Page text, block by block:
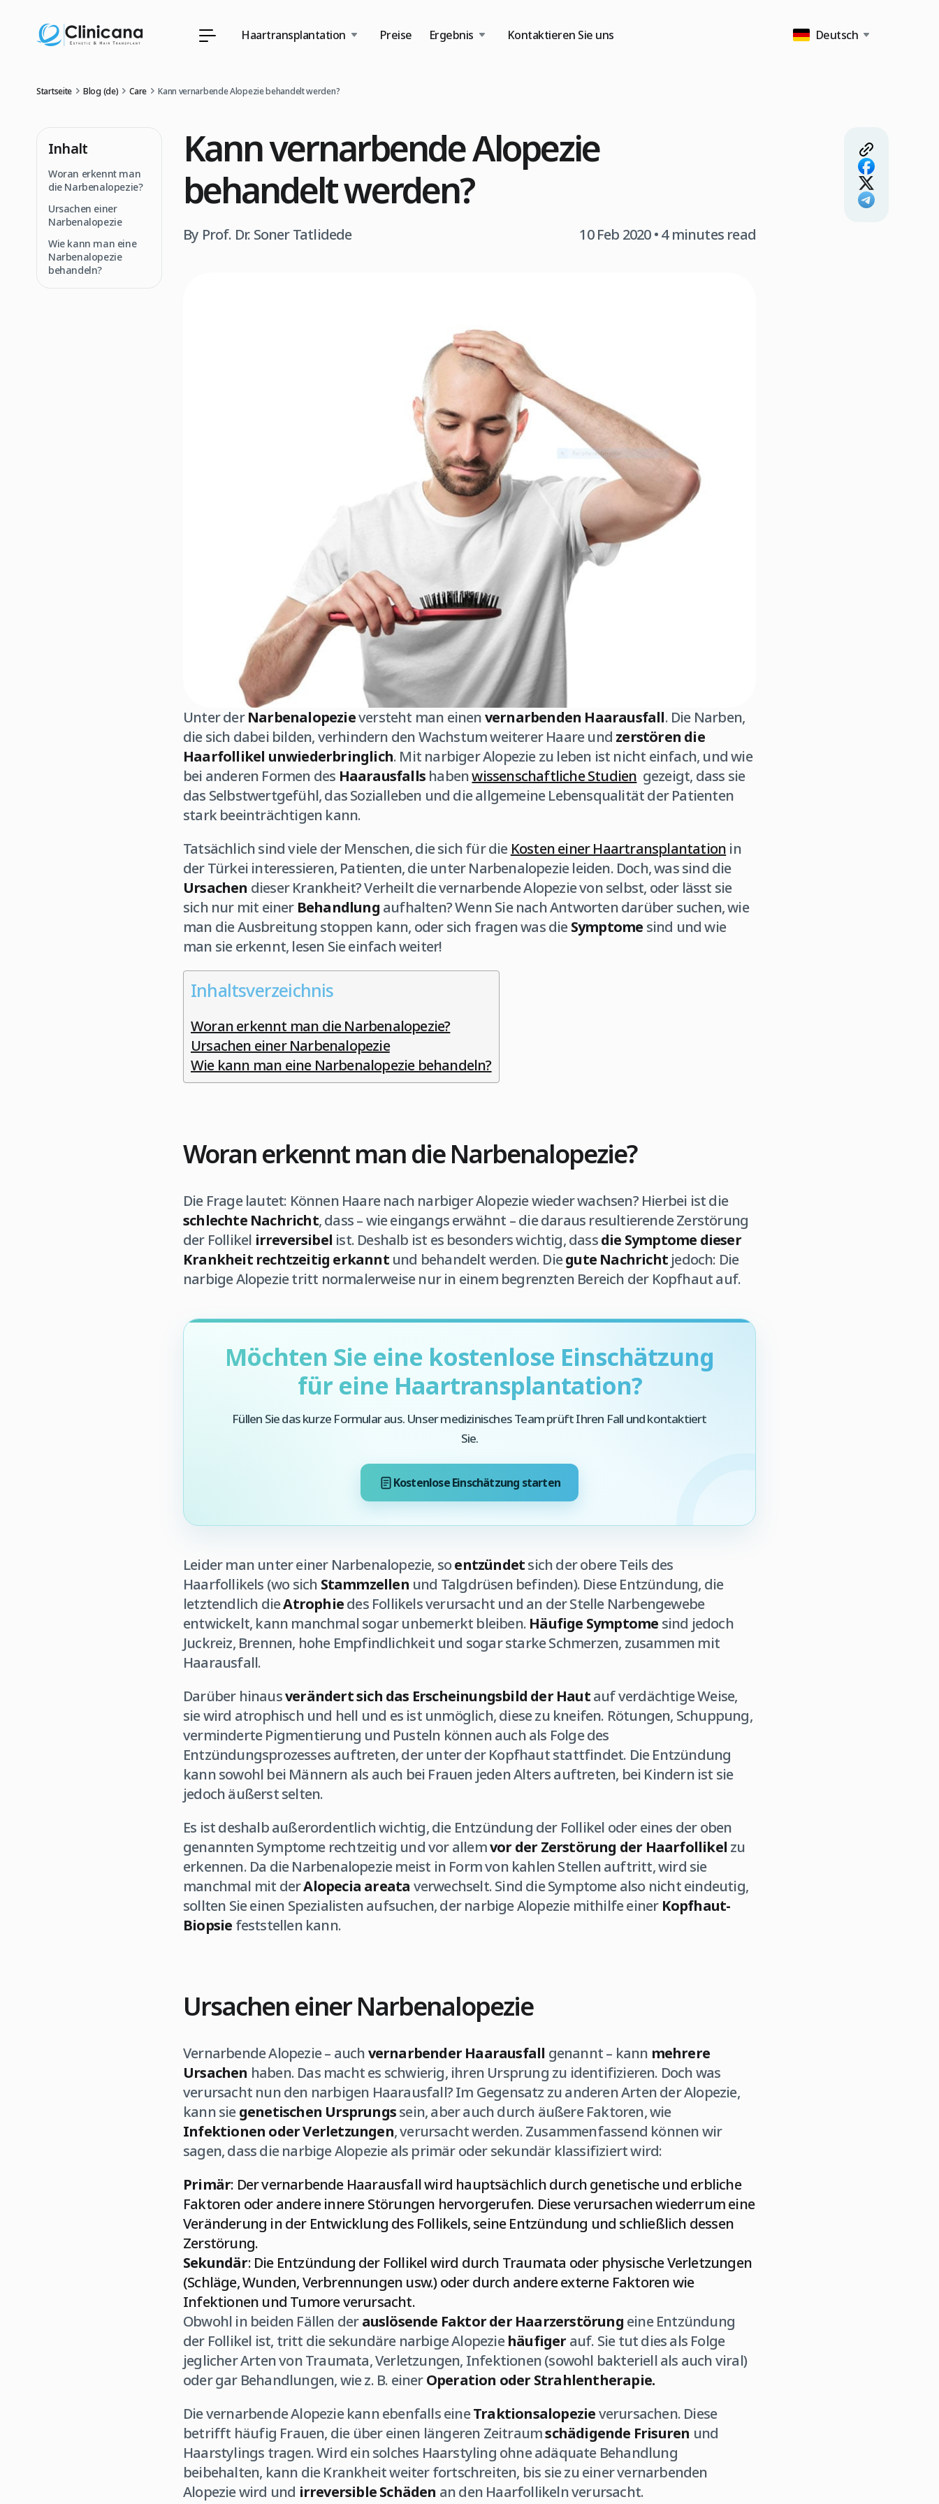
Haartransplantation Preise Ergebnis Kontaktieren Sie uns Deutsch
Startseite Blog (de) Care Kann vernarbende Alopezie behandelt werden?
Inhalt
Woran erkennt man
die Narbenalopezie?
Ursachen einer
Narbenalopezie
Wie kann man eine
Narbenalopezie
behandeln?
Kann vernarbende Alopezie
behandelt werden?
By Prof. Dr. Soner Tatlidede 10 Feb 2020• 4 minutes read
Unter derNarbenalopezieversteht man einenvernarbenden Haarausfall. Die Narben,
die sich dabei bilden, verhindern den Wachstum weiterer Haare und zerstören die
Haarfollikel unwiederbringlich. Mit narbiger Alopezie zu leben ist nicht einfach, und wie
bei anderen Formen des Haarausfalls habenwissenschaftliche Studien gezeigt, dass sie
das Selbstwertgefühl, das Sozialleben und die allgemeine Lebensqualität der Patienten
stark beeinträchtigen kann.
Tatsächlich sind viele der Menschen, die sich für die Kosten einer Haartransplantation in
der Türkei interessieren, Patienten, die unter Narbenalopezie leiden. Doch, was sind die
Ursachen dieser Krankheit? Verheilt die vernarbende Alopezie von selbst, oder lässt sie
sich nur mit einer Behandlung aufhalten? Wenn Sie nach Antworten darüber suchen, wie
man die Ausbreitung stoppen kann, oder sich fragen was dieSymptome sind und wie
man sie erkennt, lesen Sie einfach weiter!
Inhaltsverzeichnis
Woran erkennt man die Narbenalopezie?
Ursachen einer Narbenalopezie
Wie kann man eine Narbenalopezie behandeln?
Woran erkennt man die Narbenalopezie?
Die Frage lautet: Können Haare nach narbiger Alopezie wieder wachsen? Hierbei ist die
schlechte Nachricht, dass – wie eingangs erwähnt – die daraus resultierende Zerstörung
der Follikel irreversibel ist. Deshalb ist es besonders wichtig, dassdie Symptome dieser
Krankheit rechtzeitig erkanntund behandelt werden. Diegute Nachricht jedoch: Die
narbige Alopezie tritt normalerweise nur in einem begrenzten Bereich der Kopfhaut auf.
Möchten Sie eine kostenlose Einschätzung
für eine Haartransplantation?
Füllen Sie das kurze Formular aus. Unser medizinisches Team prüft Ihren Fall und kontaktiert
Sie.
Kostenlose Einschätzung starten
Leider man unter einer Narbenalopezie, soentzündetsich der obere Teils des
Haarfollikels (wo sich Stammzellen und Talgdrüsen befinden). Diese Entzündung, die
letztendlich dieAtrophiedes Follikels verursacht und an der Stelle Narbengewebe
entwickelt, kann manchmal sogar unbemerkt bleiben. Häufige Symptome sind jedoch
Juckreiz, Brennen, hohe Empfindlichkeit und sogar starke Schmerzen, zusammen mit
Haarausfall.
Darüber hinausverändert sich das Erscheinungsbild der Hautauf verdächtige Weise,
sie wird atrophisch und hell und es ist unmöglich, diese zu kneifen. Rötungen, Schuppung,
verminderte Pigmentierung und Pusteln können auch als Folge des
Entzündungsprozesses auftreten, der unter der Kopfhaut stattfindet. Die Entzündung
kann sowohl bei Männern als auch bei Frauen jeden Alters auftreten, bei Kindern ist sie
jedoch äußerst selten.
Es ist deshalb außerordentlich wichtig, die Entzündung der Follikel oder eines der oben
genannten Symptome rechtzeitig und vor allemvor der Zerstörung der Haarfollikel zu
erkennen. Da die Narbenalopezie meist in Form von kahlen Stellen auftritt, wird sie
manchmal mit derAlopecia areata verwechselt. Sind die Symptome also nicht eindeutig,
sollten Sie einen Spezialisten aufsuchen, der narbige Alopezie mithilfe einer Kopfhaut-
Biopsie feststellen kann.
Ursachen einer Narbenalopezie
Vernarbende Alopezie – auchvernarbender Haarausfall genannt – kann mehrere
Ursachen haben. Das macht es schwierig, ihren Ursprung zu identifizieren. Doch was
verursacht nun den narbigen Haarausfall? Im Gegensatz zu anderen Arten der Alopezie,
kann siegenetischen Ursprungssein, aber auch durch äußere Faktoren, wie
Infektionen oder Verletzungen, verursacht werden. Zusammenfassend können wir
sagen, dass die narbige Alopezie als primär oder sekundär klassifiziert wird:
Primär: Der vernarbende Haarausfall wird hauptsächlich durch genetische und erbliche
Faktoren oder andere innere Störungen hervorgerufen. Diese verursachen wiederrum eine
Veränderung in der Entwicklung des Follikels, seine Entzündung und schließlich dessen
Zerstörung.
Sekundär: Die Entzündung der Follikel wird durch Traumata oder physische Verletzungen
(Schläge, Wunden, Verbrennungen usw.) oder durch andere externe Faktoren wie
Infektionen und Tumore verursacht.
Obwohl in beiden Fällen derauslösende Faktor der Haarzerstörung eine Entzündung
der Follikel ist, tritt die sekundäre narbige Alopeziehäufigerauf. Sie tut dies als Folge
jeglicher Arten von Traumata, Verletzungen, Infektionen (sowohl bakteriell als auch viral)
oder gar Behandlungen, wie z. B. einerOperation oder Strahlentherapie.
Die vernarbende Alopezie kann ebenfalls eineTraktionsalopezieverursachen. Diese
betrifft häufig Frauen, die über einen längeren Zeitraumschädigende Frisuren und
Haarstylings tragen. Wird ein solches Haarstyling ohne adäquate Behandlung
beibehalten, kann die Krankheit weiter fortschreiten, bis sie zu einer vernarbenden
Alopezie wird und irreversible Schäden an den Haarfollikeln verursacht.